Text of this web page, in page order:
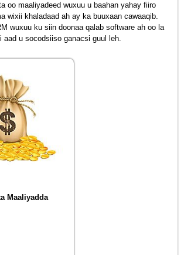
oo maaliyadeed wuxuu u baahan yahay fiiro
wixii khaladaad ah ay ka buuxaan cawaaqib.
wuxuu ku siin doonaa qalab software ah oo la
aad u socodsiiso ganacsi guul leh.
Maaliyadda